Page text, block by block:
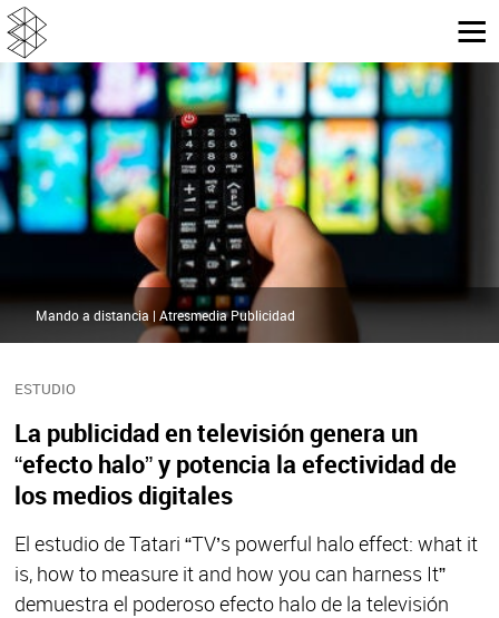
ESTUDIO
La publicidad en televisión genera un
“efecto halo” y potencia la efectividad de
los medios digitales
El estudio de Tatari “TV’s powerful halo effect: what it
is, how to measure it and how you can harness It”
demuestra el poderoso efecto halo de la televisión
Mando a distancia | Atresmedia Publicidad